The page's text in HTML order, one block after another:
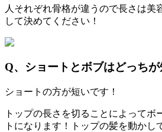
人それぞれ骨格が違うので長さは美
して決めてください！
Q、ショートとボブはどっちが
ショートの方が短いです！
トップの長さを切ることによってボ
トになります！トップの髪を動かし